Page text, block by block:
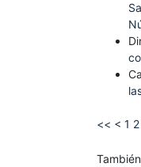
<< < 1 2